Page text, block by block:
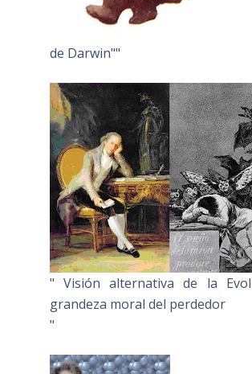
de Darwin""
" Visión alternativa de la
grandeza moral del perdedor
"